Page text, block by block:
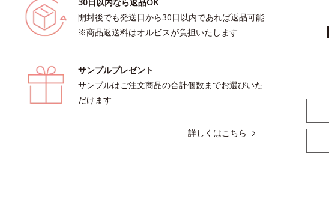
開封後でも発送日から30日以内であれば返品可能
※商品返送料はオルビスが負担いたします
サンプルプレゼント
サンプルはご注文商品の合計個数までお選びいた
だけます
詳しくはこちら